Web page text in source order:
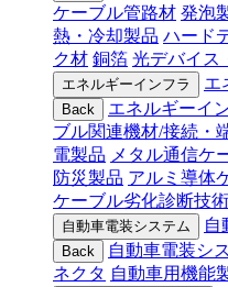
ケーブル管路材 発泡
熱・冷却製品 ハード
ク材 銅箔 光デバイス
エネルギーインフラ エ
Back エネルギーイ
ブル関連機材/接続・
電製品 メタル通信ケ
防災製品 アルミ導体
ケーブル劣化診断技術
自動車電装システム 自
Back 自動車電装シ
ネクタ 自動車用機能